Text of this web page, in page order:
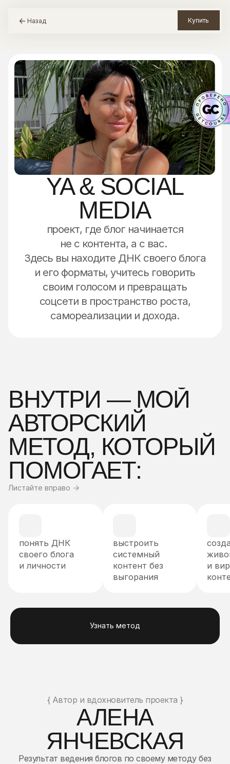
Назад Купить
YA & SOCIAL
MEDIA
проект, где блог начинается
не с контента, а с вас.
Здесь вы находите ДНК своего блога
и его форматы, учитесь говорить
своим голосом и превращать
соцсети в пространство роста,
самореализации и дохода.
ВНУТРИ — МОЙ
АВТОРСКИЙ
МЕТОД, КОТОРЫЙ
ПОМОГАЕТ:
Листайте вправо
своего блога
и личности
системный
контент без
выгорания
и
{ Автор и вдохновитель проекта }
АЛЕНА
ЯНЧЕВСКАЯ
Результат ведения блогов по своему методу без